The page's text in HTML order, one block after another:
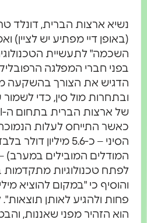
נשיא ארצות הברית, דונלד
(באופן דיי מפתיע יש לציין)
השכמה" לתעשיית
בפני חברי המפלגה
הדגיש את הצורך בהשקעה
ובתחרות מול סין, כדי
כאשר התייחס לעלות
המודלים המובילים במערב)
לפתח טכנולוגיות מתקדמות
והוסיף כי "במקום להוציא
פחות ולהגיע לאותן
הוא הזהיר מפני שאננות,